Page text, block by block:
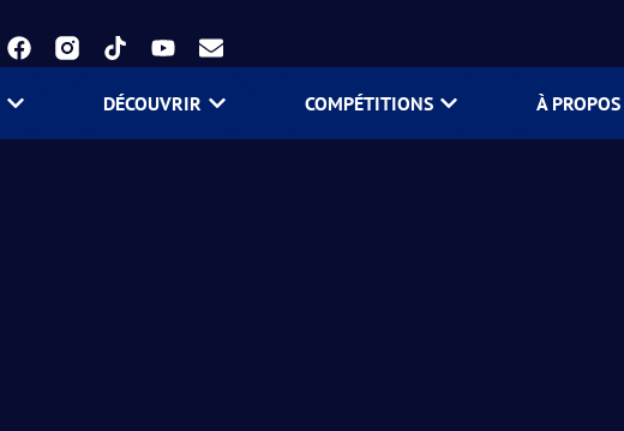
DÉCOUVRIR COMPÉTITIONS À PROPOS